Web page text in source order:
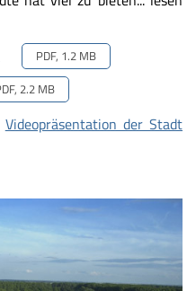
PDF, 1.2 MB
2.2 MB
Videopräsentation der Stadt